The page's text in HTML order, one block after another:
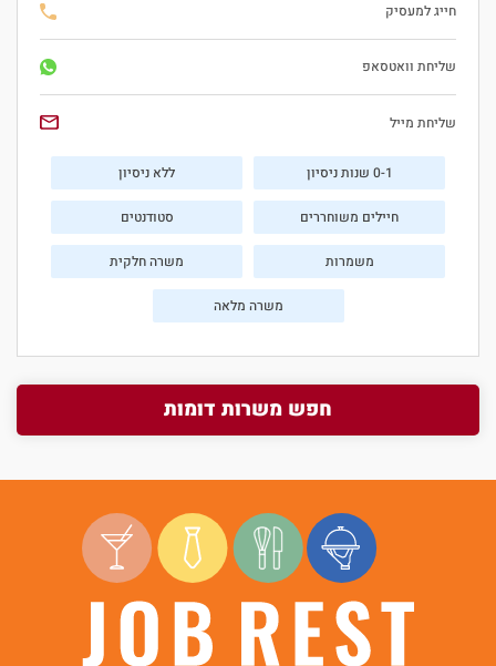
חייג למעסיק
שליחת וואטסאפ
שליחת מייל
0-1 שנות ניסיון ללא ניסיון
חיילים משוחררים סטודנטים
משמרות משרה חלקית
משרה מלאה
חפש משרות דומות